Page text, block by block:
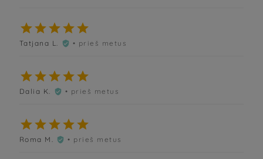

Tatjana L.  • prieš metus

Dalia K.  • prieš metus

Roma M.  • prieš metus